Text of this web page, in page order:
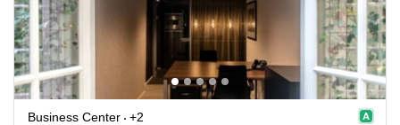
Business Center
+2